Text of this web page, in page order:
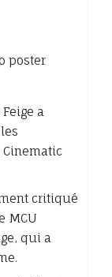
a
critiqué
MCU
qui a